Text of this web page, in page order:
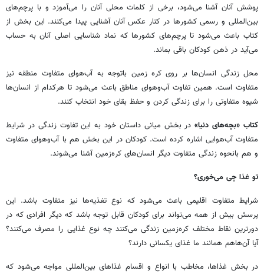
پوشش آنان آشنا می‌شود، برخی از کلمات محلی آنان را می‌آموزد و با پرچم‌های
بین‌المللی و رسمی کشورها در کنار عکس آنان آشنایی پیدا می‌کنند. این بخش از
کتاب باعث می‌شود تا پرچم‌های کشورها که نماد شناسایی اصلی آنان به حساب
می‌آید در ذهن کودکان باقی بماند.
محل زندگی انسان‌ها بر روی کره زمین باتوجه به آب‌هوای متفاوت منطقه نیز
متفاوت است. همین تفاوت آب‌وهوای مناطق باعث می‌شود تا هرکدام از انسان‌ها
شیوه متفاوتی را برای زندگی کردن و حفظ بقای خود انتخاب کنند.
کتاب «بچه‌های دنیا»در بخش میانی داستان خود به این تفاوت زندگی در شرایط
متفاوت آب‌هوایی اشاره کرده است‌. کودکان در این بخش هم با آب‌وهوای متفاوت
و هم بانحوه زندگی متفاوت دیگر انسان‌های کره‌زمین آشنا می‌شوند.
تو غذا چی می‌خوری؟
شرایط متفاوت اقلیمی باعث می‌شود که نوع تغذیه‌ها نیز متفاوت باشد. این
پرسش بیش از همه می‌تواند برای کودکان قابل توجه باشد که دیگر افرادی که در
دورترین نقاط مختلف کره‌زمین زندگی می‌کنند چه نوع غذایی را مصرف می‌کنند؟
آیا آن‌هاهم همانند ما غذای یکسانی دارند؟
در بخش غذاها، مخاطب با انواع و اقسام غذاهای بین‌المللی مواجه می‌شود که